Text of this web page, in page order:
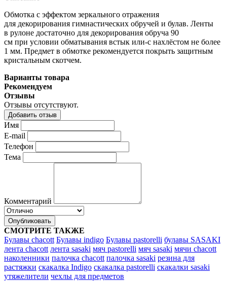
Обмотка с эффектом зеркального отражения
для декорирования гимнастических обручей и булав. Ленты
в рулоне достаточно для декорирования обруча 90
см при условии обматывания встык или-с нахлёстом не более
1 мм. Предмет в обмотке рекомендуется покрыть защитным
кристальным скотчем.
Варианты товара
Рекомендуем
Отзывы
Отзывы отсутствуют.
Добавить отзыв
Имя
E-mail
Телефон
Тема
Комментарий
Опубликовать
СМОТРИТЕ ТАКЖЕ
Булавы chacott Булавы indigo Булавы pastorelli булавы SASAKI
лента chacott лента sasaki мяч pastorelli мяч sasaki мячи chacott
наколенники палочка chacott палочка sasaki резина для
растяжки скакалка Indigo скакалка pastorelli скакалки sasaki
утяжелители чехлы для предметов